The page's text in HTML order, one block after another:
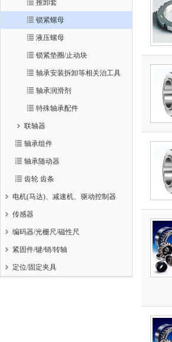
推卸套
锁紧螺母
液压螺母
锁紧垫圈/止动块
轴承安装拆卸等相关治工具
轴承润滑剂
特殊轴承配件
联轴器
轴承组件
轴承随动器
齿轮 齿条
电机(马达)、减速机、驱动控制器
传感器
编码器/光栅尺/磁性尺
紧固件/键/销/转轴
定位/固定夹具